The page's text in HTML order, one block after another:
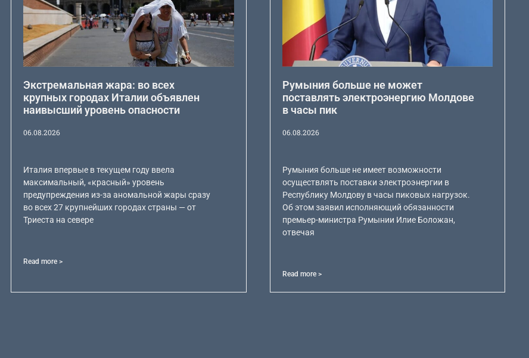
Экстремальная жара: во всех
крупных городах Италии объявлен
наивысший уровень опасности
06.08.2026
Италия впервые в текущем году ввела
максимальный, «красный» уровень
предупреждения из-за аномальной жары сразу
во всех 27 крупнейших городах страны — от
Триеста на севере
Read more >
Румыния больше не может
поставлять электроэнергию Молдове
в часы пик
06.08.2026
Румыния больше не имеет возможности
осуществлять поставки электроэнергии в
Республику Молдову в часы пиковых нагрузок.
Об этом заявил исполняющий обязанности
премьер-министра Румынии Илие Боложан,
отвечая
Read more >